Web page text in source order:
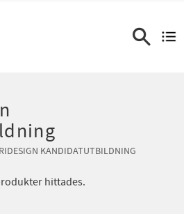
KANDIDATUTBILDNING
hittades.